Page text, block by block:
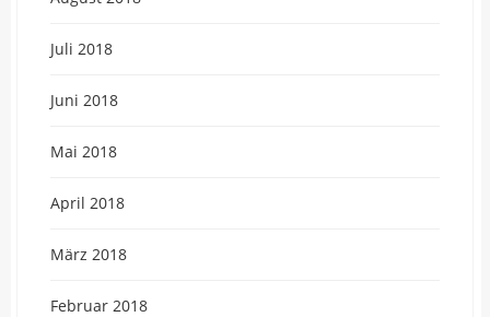
Juli 2018
Juni 2018
Mai 2018
April 2018
März 2018
Februar 2018